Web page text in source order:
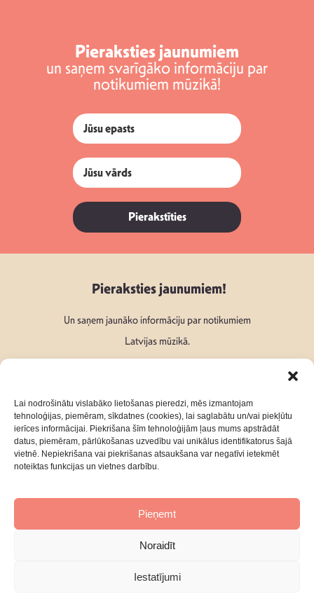
Lai nodrošinātu vislabāko lietošanas pieredzi, mēs izmantojam
tehnoloģijas, piemēram, sīkdatnes (cookies), lai saglabātu un/vai piekļūtu
ierīces informācijai. Piekrišana šīm tehnoloģijām ļaus mums apstrādāt
datus, piemēram, pārlūkošanas uzvedību vai unikālus identifikatorus šajā
vietnē. Nepiekrišana vai piekrišanas atsaukšana var negatīvi ietekmēt
noteiktas funkcijas un vietnes darbību.
Pieņemt
Noraidīt
Iestatījumi
Pieraksties jaunumiem
un saņem svarīgāko informāciju par
notikumiem mūzikā!
Pierakstīties
Pieraksties jaunumiem!
Un saņem jaunāko informāciju par notikumiem
Latvijas mūzikā.
Seko mums:
Par mumsKontakti